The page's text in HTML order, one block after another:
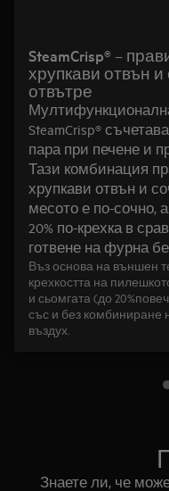
SteamCrisp® –
хрупкави отвън и
отвътре
SteamCrisp®
пара при печене и
Тази комбинация
хрупкави отвън и
месото е по-сочно,
20% по-крехка в
готвене на фурна
Въз основа на външен
крехкостта на
и сьомгата (до
със и без комбиниране
въздух.
Знаете ли, че